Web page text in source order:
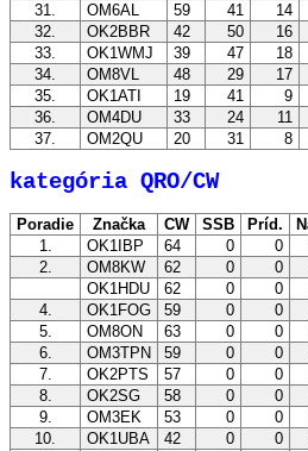
31.
OM6AL 59 41 14
32.
OK2BBR 42 50 16
33.
OK1WMJ 39 47 18
34.
OM8VL 48 29 17
35.
OK1ATI 19 41 9
36.
OM4DU 33 24 11
37.
OM2QU 20 31 8
kategória QRO/CW
Poradie Značka CW SSB Príd.
1.
OK1IBP 64 0 0
2.
OM8KW 62 0 0
OK1HDU
62 0 0
4.
OK1FOG 59 0 0
5.
OM8ON 63 0 0
6.
OM3TPN 59 0 0
7.
OK2PTS 57 0 0
8.
OK2SG 58 0 0
9.
OM3EK 53 0 0
10.
OK1UBA 42 0 0